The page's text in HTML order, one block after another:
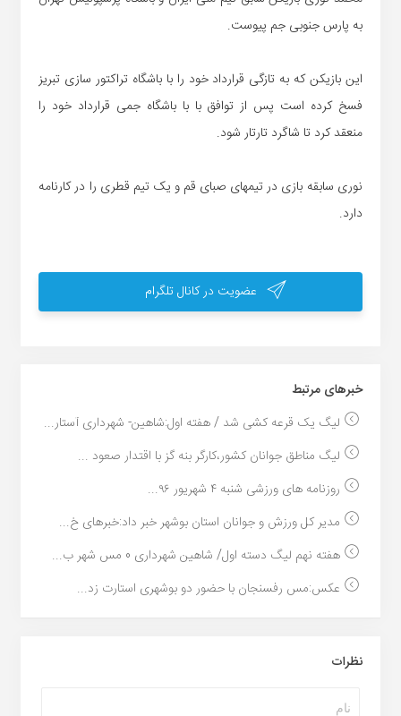
به پارس جنوبی جم پیوست.
این بازیکن که به تازگی قرارداد خود را با باشگاه تراکتور سازی تبریز
فسخ کرده است پس از توافق با با باشگاه جمی قرارداد خود را
منعقد کرد تا شاگرد تارتار شود.
نوری سابقه بازی در تیمهای صبای قم و یک تیم قطری را در کارنامه
دارد.
عضویت در کانال تلگرام
خبر‌های مرتبط
لیگ یک قرعه کشی شد / هفته اول:شاهین- شهرداری آستار...
لیگ مناطق جوانان کشور،کارگر بنه گز با اقتدار صعود ...
روزنامه های ورزشی شنبه ۴ شهریور ۹۶...
مدیر کل ورزش و جوانان استان بوشهر خبر داد:خبرهای خ...
هفته نهم لیگ دسته اول/ شاهین شهرداری 0 مس شهر ب...
عکس:مس رفسنجان با حضور دو بوشهری استارت زد...
نظرات